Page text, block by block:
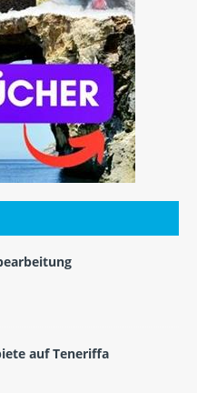
auf Teneriffa